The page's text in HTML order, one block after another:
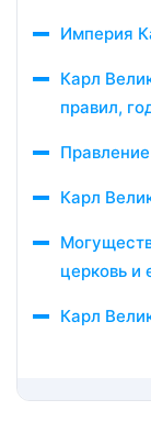
Империя
Карл
правил,
Карл
церковь и
Карл